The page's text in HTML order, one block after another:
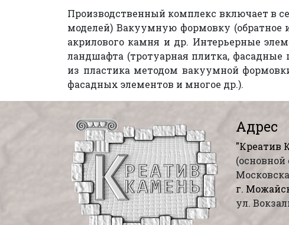
Производственный комплекс включает в
моделей) Вакуумную формовку (обратное
акрилового камня и др. Интерьерные
ландшафта (тротуарная плитка,
из пластика методом вакуумной
фасадных элементов и многое др.).
Адрес
"Креатив
(основной
г.
ул.